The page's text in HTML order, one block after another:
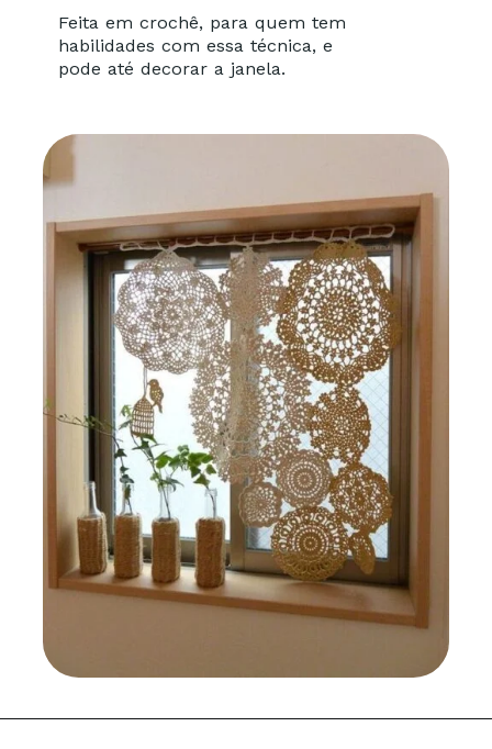
Feita em crochê, para quem tem
habilidades com essa técnica, e
pode até decorar a janela.